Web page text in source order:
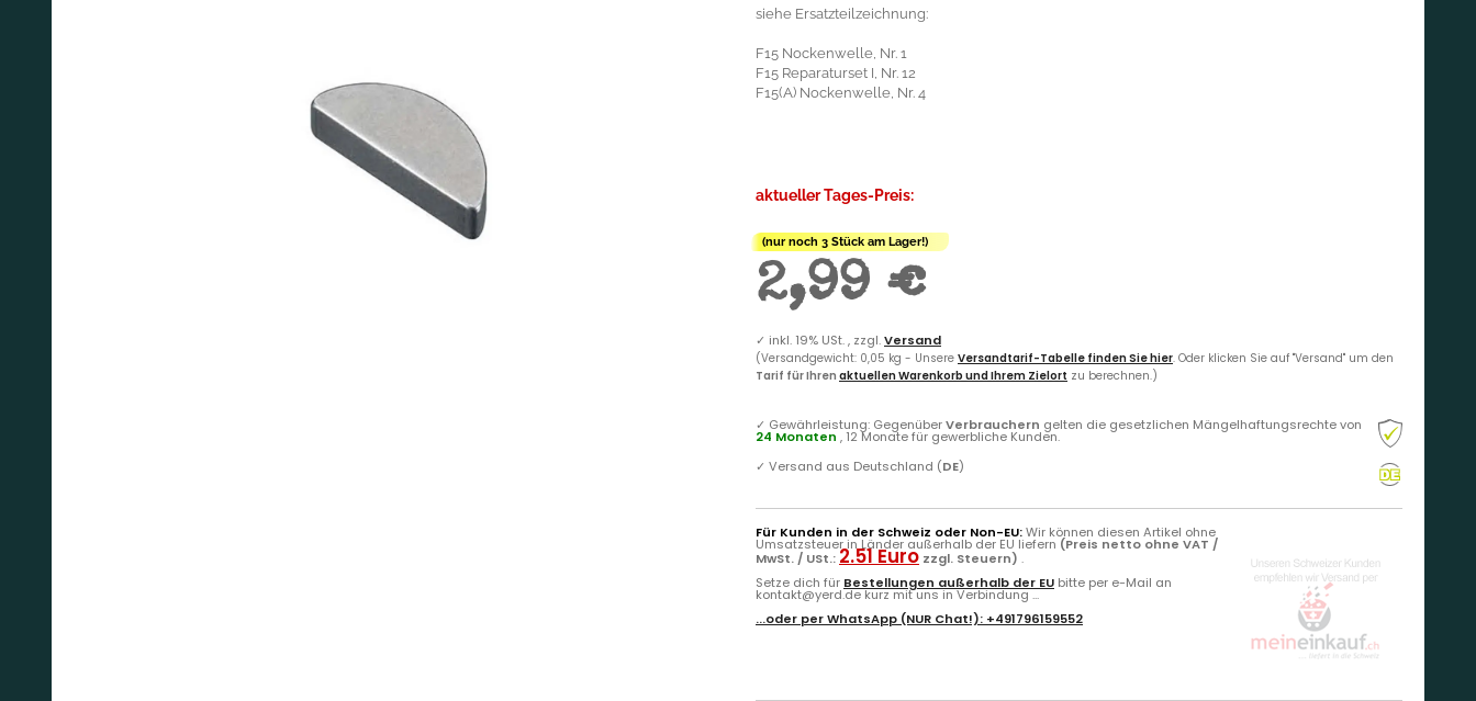
siehe Ersatzteilzeichnung:
F15 Nockenwelle, Nr. 1
F15 Reparaturset I, Nr. 12
F15(A) Nockenwelle, Nr. 4
aktueller Tages-Preis:
(nur noch 3 Stück am Lager!)
2,99 €
✓ inkl. 19% USt. , zzgl.Versand
(Versandgewicht: 0,05 kg - Unsere Versandtarif-Tabelle finden Sie hier. Oder klicken Sie auf "Versand" um den
Tarif für Ihren aktuellen Warenkorb und Ihrem Zielort zu berechnen.)
✓ Gewährleistung: GegenüberVerbrauchern gelten die gesetzlichen Mängelhaftungsrechte von
24 Monaten , 12 Monate für gewerbliche Kunden.
✓ Versand aus Deutschland (DE)
Für Kunden in der Schweiz oder Non-EU:Wir können diesen Artikel ohne
Umsatzsteuer in Länder außerhalb der EU liefern (Preis netto ohne VAT /
MwSt. / USt.: 2.51 Euro zzgl. Steuern) .
Setze dich für Bestellungen außerhalb der EU bitte per e-Mail an
kontakt@yerd.de kurz mit uns in Verbindung ...
...oder perWhatsApp (NUR Chat!): +491796159552